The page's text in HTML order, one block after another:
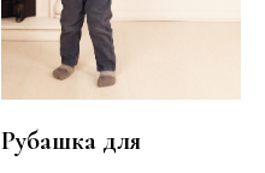
Рубашка для